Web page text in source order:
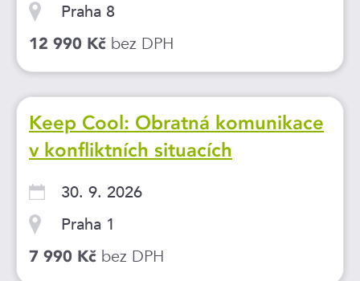
Praha 8
12 990 Kč bez DPH
Keep Cool: Obratná komunikace
v konfliktních situacích
30. 9. 2026
Praha 1
7 990 Kč bez DPH